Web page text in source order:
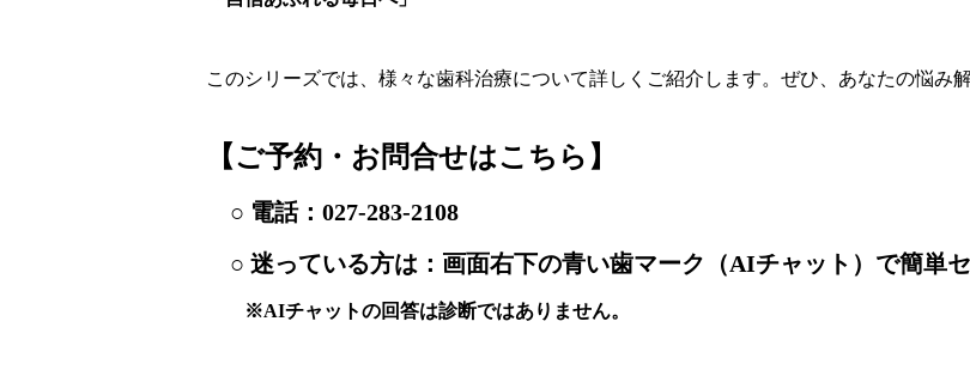
このシリーズでは、様々な歯科治療について詳しくご紹介します。ぜひ、あなたの悩み
【ご予約・お問合せはこちら】
○ 電話： 027-283-2108
○ 迷っている方は：画面右下の青い歯マーク（AIチャット）で簡単セ
※AIチャットの回答は診断ではありません。